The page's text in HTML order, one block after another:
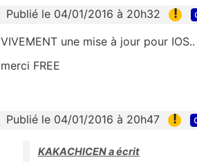
Publié le 04/01/2016 à 20h32 !
VIVEMENT une mise à jour pour IOS..
merci FREE
Publié le 04/01/2016 à 20h47 !
KAKACHICEN a écrit